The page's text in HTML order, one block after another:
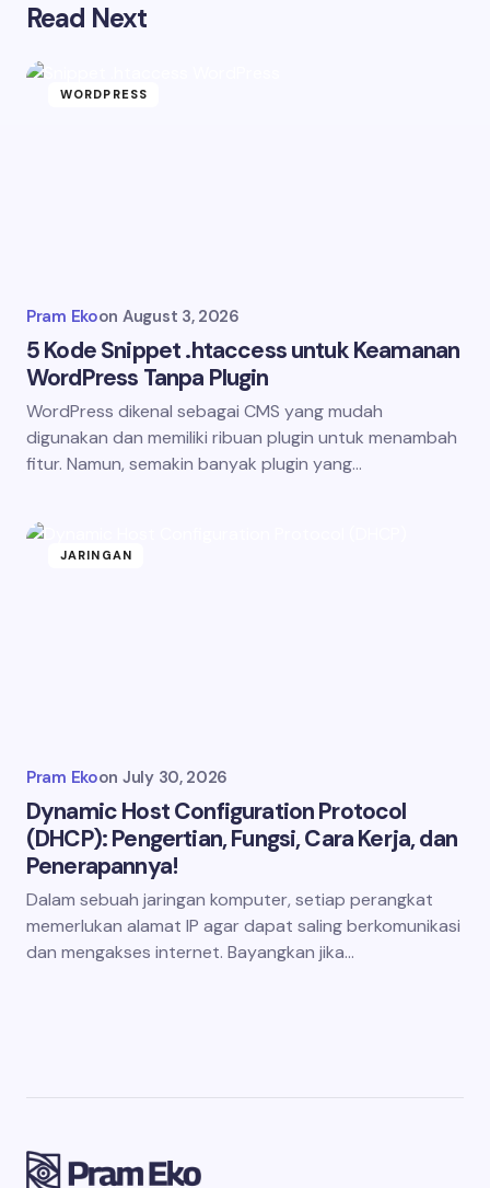
Read Next
WORDPRESS
Pram Ekoon August 3, 2026
5 Kode Snippet .htaccess untuk Keamanan
WordPress Tanpa Plugin
WordPress dikenal sebagai CMS yang mudah
digunakan dan memiliki ribuan plugin untuk menambah
fitur. Namun, semakin banyak plugin yang…
JARINGAN
Pram Ekoon July 30, 2026
Dynamic Host Configuration Protocol
(DHCP): Pengertian, Fungsi, Cara Kerja, dan
Penerapannya!
Dalam sebuah jaringan komputer, setiap perangkat
memerlukan alamat IP agar dapat saling berkomunikasi
dan mengakses internet. Bayangkan jika…